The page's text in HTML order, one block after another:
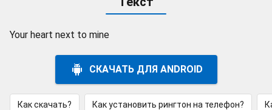
Your heart next to mine
СКАЧАТЬ ДЛЯ ANDROID
Как скачать? Как установить рингтон на телефон?